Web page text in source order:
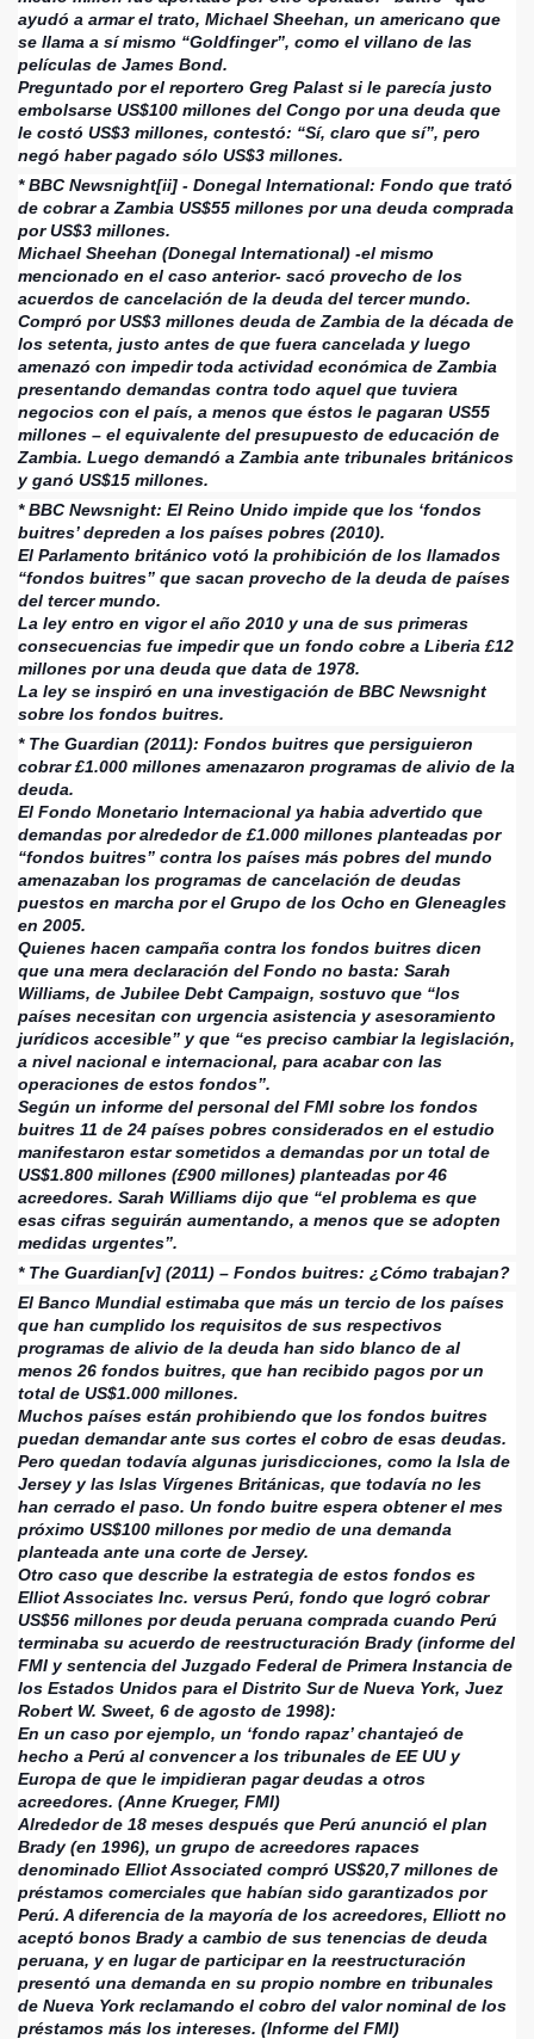
ayudó a armar el trato, Michael Sheehan, un americano que
se llama a sí mismo “Goldfinger”, como el villano de las
películas de James Bond.
Preguntado por el reportero Greg Palast si le parecía justo
embolsarse US$100 millones del Congo por una deuda que
le costó US$3 millones, contestó: “Sí, claro que sí”, pero
negó haber pagado sólo US$3 millones.
* BBC Newsnight[ii] - Donegal International: Fondo que trató
de cobrar a Zambia US$55 millones por una deuda comprada
por US$3 millones.
Michael Sheehan (Donegal International) -el mismo
mencionado en el caso anterior- sacó provecho de los
acuerdos de cancelación de la deuda del tercer mundo.
Compró por US$3 millones deuda de Zambia de la década de
los setenta, justo antes de que fuera cancelada y luego
amenazó con impedir toda actividad económica de Zambia
presentando demandas contra todo aquel que tuviera
negocios con el país, a menos que éstos le pagaran US55
millones – el equivalente del presupuesto de educación de
Zambia. Luego demandó a Zambia ante tribunales británicos
y ganó US$15 millones.
* BBC Newsnight: El Reino Unido impide que los ‘fondos
buitres’ depreden a los países pobres (2010).
El Parlamento británico votó la prohibición de los llamados
“fondos buitres” que sacan provecho de la deuda de países
del tercer mundo.
La ley entro en vigor el año 2010 y una de sus primeras
consecuencias fue impedir que un fondo cobre a Liberia £12
millones por una deuda que data de 1978.
La ley se inspiró en una investigación de BBC Newsnight
sobre los fondos buitres.
* The Guardian (2011): Fondos buitres que persiguieron
cobrar £1.000 millones amenazaron programas de alivio de la
deuda.
El Fondo Monetario Internacional ya habia advertido que
demandas por alrededor de £1.000 millones planteadas por
“fondos buitres” contra los países más pobres del mundo
amenazaban los programas de cancelación de deudas
puestos en marcha por el Grupo de los Ocho en Gleneagles
en 2005.
Quienes hacen campaña contra los fondos buitres dicen
que una mera declaración del Fondo no basta: Sarah
Williams, de Jubilee Debt Campaign, sostuvo que “los
países necesitan con urgencia asistencia y asesoramiento
jurídicos accesible” y que “es preciso cambiar la legislación,
a nivel nacional e internacional, para acabar con las
operaciones de estos fondos”.
Según un informe del personal del FMI sobre los fondos
buitres 11 de 24 países pobres considerados en el estudio
manifestaron estar sometidos a demandas por un total de
US$1.800 millones (£900 millones) planteadas por 46
acreedores. Sarah Williams dijo que “el problema es que
esas cifras seguirán aumentando, a menos que se adopten
medidas urgentes”.
* The Guardian[v] (2011) – Fondos buitres: ¿Cómo trabajan?
El Banco Mundial estimaba que más un tercio de los países
que han cumplido los requisitos de sus respectivos
programas de alivio de la deuda han sido blanco de al
menos 26 fondos buitres, que han recibido pagos por un
total de US$1.000 millones.
Muchos países están prohibiendo que los fondos buitres
puedan demandar ante sus cortes el cobro de esas deudas.
Pero quedan todavía algunas jurisdicciones, como la Isla de
Jersey y las Islas Vírgenes Británicas, que todavía no les
han cerrado el paso. Un fondo buitre espera obtener el mes
próximo US$100 millones por medio de una demanda
planteada ante una corte de Jersey.
Otro caso que describe la estrategia de estos fondos es
Elliot Associates Inc. versus Perú, fondo que logró cobrar
US$56 millones por deuda peruana comprada cuando Perú
terminaba su acuerdo de reestructuración Brady (informe del
FMI y sentencia del Juzgado Federal de Primera Instancia de
los Estados Unidos para el Distrito Sur de Nueva York, Juez
Robert W. Sweet, 6 de agosto de 1998):
En un caso por ejemplo, un ‘fondo rapaz’ chantajeó de
hecho a Perú al convencer a los tribunales de EE UU y
Europa de que le impidieran pagar deudas a otros
acreedores. (Anne Krueger, FMI)
Alrededor de 18 meses después que Perú anunció el plan
Brady (en 1996), un grupo de acreedores rapaces
denominado Elliot Associated compró US$20,7 millones de
préstamos comerciales que habían sido garantizados por
Perú. A diferencia de la mayoría de los acreedores, Elliott no
aceptó bonos Brady a cambio de sus tenencias de deuda
peruana, y en lugar de participar en la reestructuración
presentó una demanda en su propio nombre en tribunales
de Nueva York reclamando el cobro del valor nominal de los
préstamos más los intereses. (Informe del FMI)